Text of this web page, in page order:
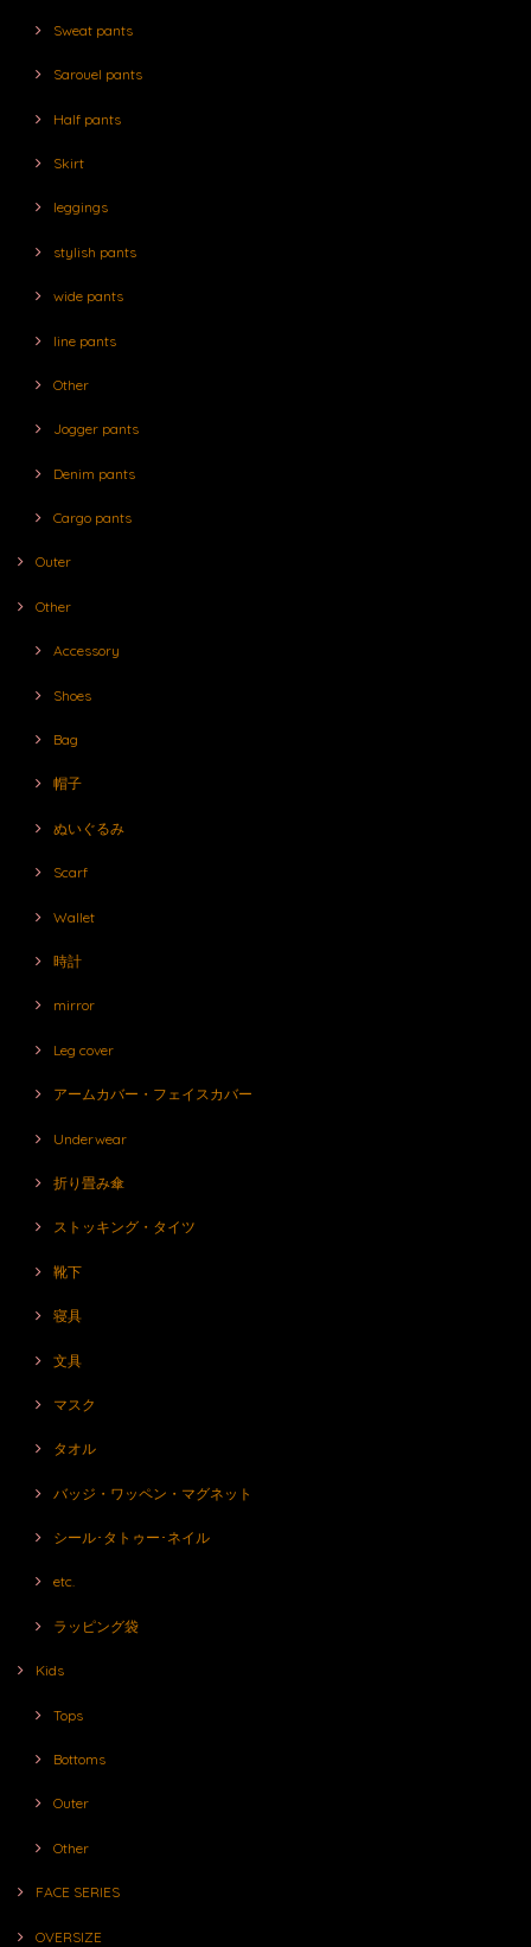
Sweat pants
Sarouel pants
Half pants
Skirt
leggings
stylish pants
wide pants
line pants
Other
Jogger pants
Denim pants
Cargo pants
Outer
Other
Accessory
Shoes
Bag
帽子
ぬいぐるみ
Scarf
Wallet
時計
mirror
Leg cover
アームカバー・フェイスカバー
Underwear
折り畳み傘
ストッキング・タイツ
靴下
寝具
文具
マスク
タオル
バッジ・ワッペン・マグネット
シール･タトゥー･ネイル
etc.
ラッピング袋
Kids
Tops
Bottoms
Outer
Other
FACE SERIES
OVERSIZE